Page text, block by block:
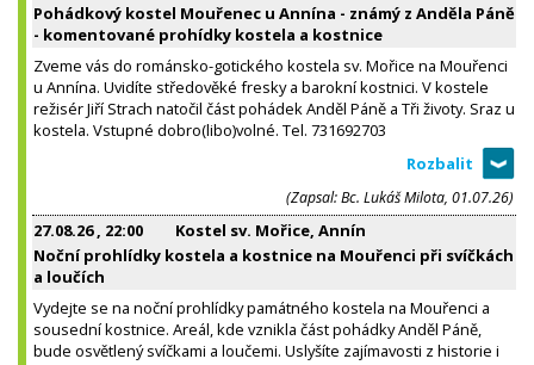
Pohádkový kostel Mouřenec u Annína - známý z Anděla Páně
- komentované prohídky kostela a kostnice
Zveme vás do románsko-gotického kostela sv. Mořice na Mouřenci
u Annína. Uvidíte středověké fresky a barokní kostnici. V kostele
režisér Jiří Strach natočil část pohádek Anděl Páně a Tři životy. Sraz u
kostela. Vstupné dobro(libo)volné. Tel. 731692703
(Zapsal: Bc. Lukáš Milota, 01.07.26)
27.08.26, 22:00
Kostel sv. Mořice, Annín
Noční prohlídky kostela a kostnice na Mouřenci při svíčkách
a loučích
Vydejte se na noční prohlídky památného kostela na Mouřenci a
sousední kostnice. Areál, kde vznikla část pohádky Anděl Páně,
bude osvětlený svíčkami a loučemi. Uslyšíte zajímavosti z historie i